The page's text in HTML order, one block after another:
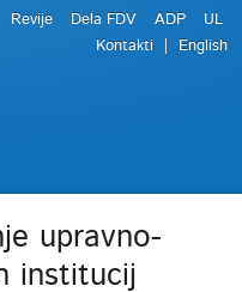
Revije Dela FDV ADP
UL
Kontakti
English
upravno-
institucij